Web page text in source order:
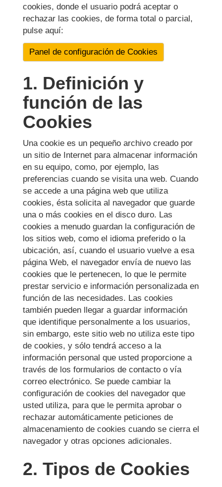
cookies, donde el usuario podrá aceptar o
rechazar las cookies, de forma total o parcial,
pulse aquí:
Panel de configuración de Cookies
1. Definición y
función de las
Cookies
Una cookie es un pequeño archivo creado por
un sitio de Internet para almacenar información
en su equipo, como, por ejemplo, las
preferencias cuando se visita una web. Cuando
se accede a una página web que utiliza
cookies, ésta solicita al navegador que guarde
una o más cookies en el disco duro. Las
cookies a menudo guardan la configuración de
los sitios web, como el idioma preferido o la
ubicación, así, cuando el usuario vuelve a esa
página Web, el navegador envía de nuevo las
cookies que le pertenecen, lo que le permite
prestar servicio e información personalizada en
función de las necesidades. Las cookies
también pueden llegar a guardar información
que identifique personalmente a los usuarios,
sin embargo, este sitio web no utiliza este tipo
de cookies, y sólo tendrá acceso a la
información personal que usted proporcione a
través de los formularios de contacto o vía
correo electrónico. Se puede cambiar la
configuración de cookies del navegador que
usted utiliza, para que le permita aprobar o
rechazar automáticamente peticiones de
almacenamiento de cookies cuando se cierra el
navegador y otras opciones adicionales.
2. Tipos de Cookies